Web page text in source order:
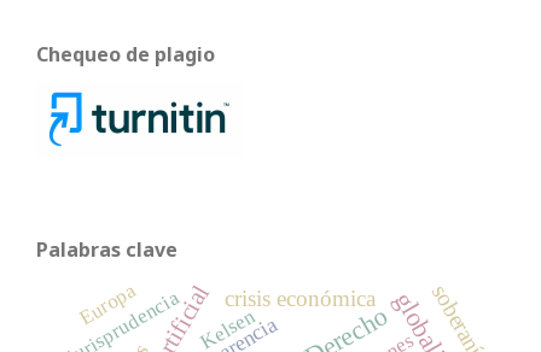
Chequeo de plagio
Palabras clave
crisis económica soberanía
jurisprudencia
Europa Kelsen